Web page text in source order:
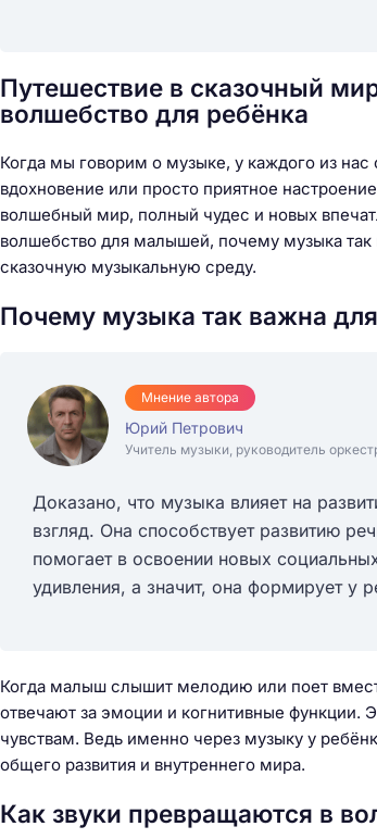
Путешествие в сказочный
волшебство для ребёнка
Когда мы говорим о музыке, у каждого из нас
вдохновение или просто приятное
волшебный мир, полный чудес и новых
волшебство для малышей, почему музыка так
сказочную музыкальную среду.
Почему музыка так важна
Мнение автора
Юрий Петрович
Учитель музыки, руководитель
Доказано, что музыка влияет на
взгляд. Она способствует развитию
помогает в освоении новых
удивления, а значит, она формирует у
Когда малыш слышит мелодию или поет
отвечают за эмоции и когнитивные
чувствам. Ведь именно через музыку у
общего развития и внутреннего мира.
Как звуки превращаются в